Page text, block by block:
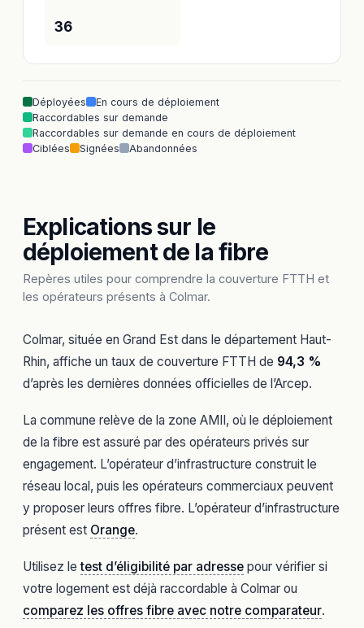
36
Déployées
En cours de déploiement
Raccordables sur demande
Raccordables sur demande en cours de déploiement
Ciblées
Signées Abandonnées
Explications sur le
déploiement de la fibre
Repères utiles pour comprendre la couverture FTTH et
les opérateurs présents à Colmar.
Colmar, située en Grand Est dans le département Haut-
Rhin, affiche un taux de couverture FTTH de 94,3 %
d’après les dernières données officielles de l’Arcep.
La commune relève de la zone AMII, où le déploiement
de la fibre est assuré par des opérateurs privés sur
engagement. L’opérateur d’infrastructure construit le
réseau local, puis les opérateurs commerciaux peuvent
y proposer leurs offres fibre. L’opérateur d’infrastructure
présent est Orange.
Utilisez letest d’éligibilité par adresse pour vérifier si
votre logement est déjà raccordable à Colmar ou
comparez les offres fibre avec notre comparateur.